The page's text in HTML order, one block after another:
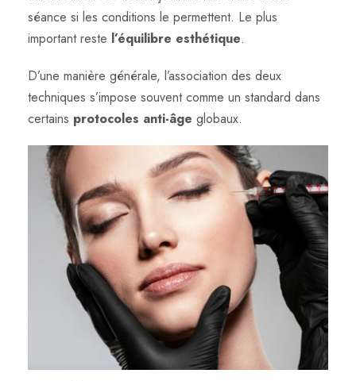
séance si les conditions le permettent. Le plus
important reste l’équilibre esthétique.
D’une manière générale, l’association des deux
techniques s’impose souvent comme un standard dans
certains protocoles anti-âge globaux.